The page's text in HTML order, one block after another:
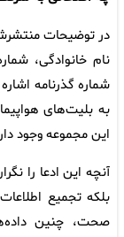
نام خانوادگی،
شماره گذرنامه
به بلیت‌های
این مجموعه وجود
آنچه این ادعا را
بلکه تجمیع
صحت، چنین